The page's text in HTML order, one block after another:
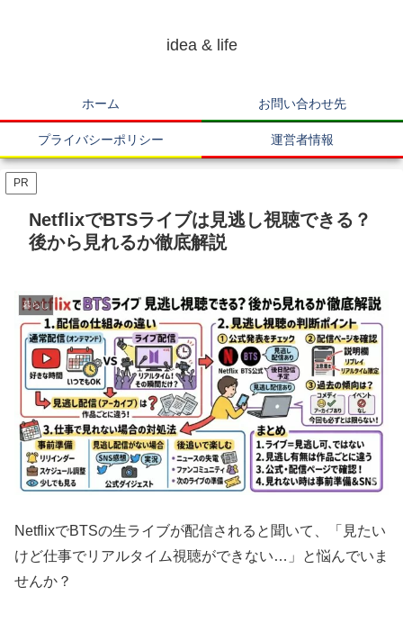
idea & life
ホーム お問い合わせ先
プライバシーポリシー 運営者情報
PR
NetflixでBTSライブは見逃し視聴できる？
後から見れるか徹底解説
暮らし
NetflixでBTSの生ライブが配信されると聞いて、「見たい
けど仕事でリアルタイム視聴ができない…」と悩んでいま
せんか？